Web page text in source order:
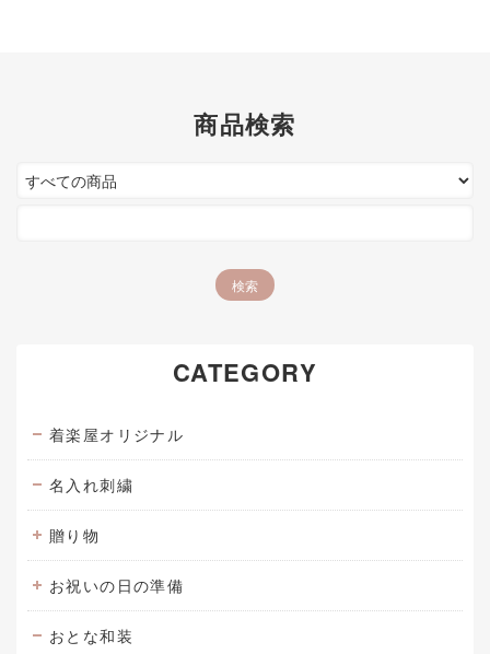
商品検索
CATEGORY
着楽屋オリジナル
名入れ刺繍
贈り物
お祝いの日の準備
おとな和装